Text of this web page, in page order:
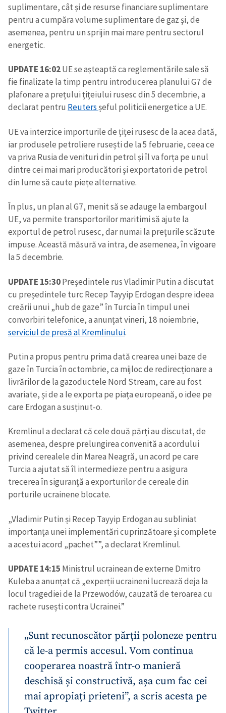
Trimite o informație
suplimentare, cât și de resurse financiare suplimentare
pentru a cumpăra volume suplimentare de gaz și, de
asemenea, pentru un sprijin mai mare pentru sectorul
energetic.
UPDATE 16:02UE se așteaptă ca reglementările sale să
fie finalizate la timp pentru introducerea planului G7 de
plafonare a prețului țițeiului rusesc din 5 decembrie, a
declarat pentru Reutersșeful politicii energetice a UE.
UE va interzice importurile de țiței rusesc de la acea dată,
iar produsele petroliere rusești de la 5 februarie, ceea ce
va priva Rusia de venituri din petrol și îl va forța pe unul
dintre cei mai mari producători și exportatori de petrol
din lume să caute piețe alternative.
În plus, un plan al G7, menit să se adauge la embargoul
UE, va permite transportorilor maritimi să ajute la
exportul de petrol rusesc, dar numai la prețurile scăzute
impuse. Această măsură va intra, de asemenea, în vigoare
la 5 decembrie.
UPDATE 15:30Președintele rus Vladimir Putin a discutat
cu președintele turc Recep Tayyip Erdogan despre ideea
creării unui „hub de gaze” în Turcia în timpul unei
convorbiri telefonice, a anunțat vineri, 18 noiembrie,
serviciul de presă al Kremlinului.
Putin a propus pentru prima dată crearea unei baze de
gaze în Turcia în octombrie, ca mijloc de redirecționare a
livrărilor de la gazoductele Nord Stream, care au fost
avariate, și de a le exporta pe piața europeană, o idee pe
care Erdogan a susținut-o.
Kremlinul a declarat că cele două părți au discutat, de
asemenea, despre prelungirea convenită a acordului
privind cerealele din Marea Neagră, un acord pe care
Turcia a ajutat să îl intermedieze pentru a asigura
trecerea în siguranță a exporturilor de cereale din
porturile ucrainene blocate.
„Vladimir Putin și Recep Tayyip Erdogan au subliniat
importanța unei implementări cuprinzătoare și complete
a acestui acord „pachet””, a declarat Kremlinul.
UPDATE 14:15 Ministrul ucrainean de externe Dmitro
Kuleba a anunțat că „experții ucraineni lucrează deja la
locul tragediei de la Przewodów, cauzată de teroarea cu
rachete rusești contra Ucrainei.”
„Sunt recunoscător părții poloneze pentru
că le-a permis accesul. Vom continua
cooperarea noastră într-o manieră
deschisă și constructivă, așa cum fac cei
mai apropiați prieteni”, a scris acesta pe